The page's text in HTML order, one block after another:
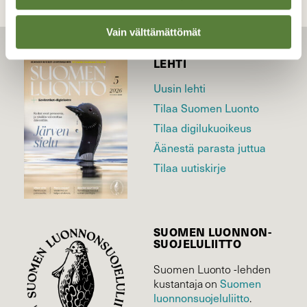
Vain välttämättömät
LEHTI
Uusin lehti
Tilaa Suomen Luonto
Tilaa digilukuoikeus
Äänestä parasta juttua
Tilaa uutiskirje
SUOMEN LUONNON­
SUOJELU­LIITTO
Suomen Luonto -lehden
kustantaja onSuomen
luonnonsuojelu­liitto.